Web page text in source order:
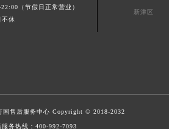
（节假日正常营业）
不休
新津区
国售后服务中心 Copyright © 2018-2032
务热线： 400-992-7093